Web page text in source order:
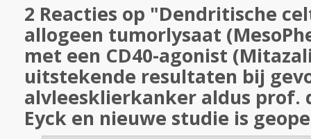
2 Reacties op "Dendritische
allogeen tumorlysaat
met een CD40-agonist
uitstekende resultaten bij
alvleesklierkanker aldus prof.
Eyck en nieuwe studie is